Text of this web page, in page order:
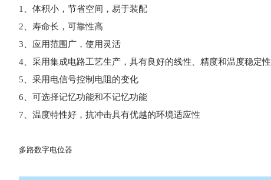
1、体积小，节省空间，易于装配
2、寿命长，可靠性高
3、应用范围广，使用灵活
4、采用集成电路工艺生产，具有良好的线性、精度和温度稳定性
5、采用电信号控制电阻的变化
6、可选择记忆功能和不记忆功能
7、温度特性好，抗冲击具有优越的环境适应性
多路数字电位器